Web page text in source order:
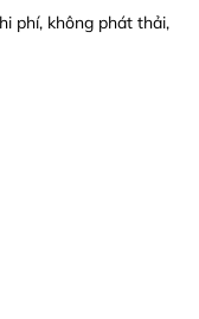
phí, không phát thải,